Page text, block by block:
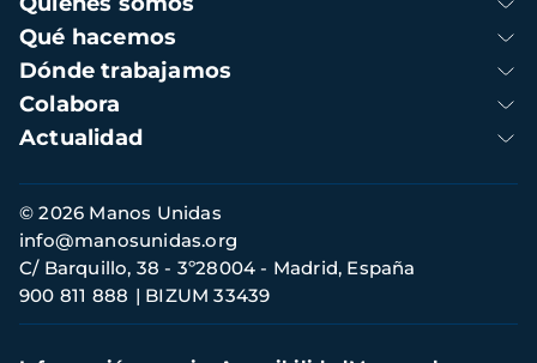
principal
Qué hacemos
Dónde trabajamos
Colabora
Actualidad
Información
de
contacto
© 2026 Manos Unidas
C/ Barquillo, 38 - 3º28004 - Madrid, España
900 811 888
BIZUM 33439
info@manosunidas.org